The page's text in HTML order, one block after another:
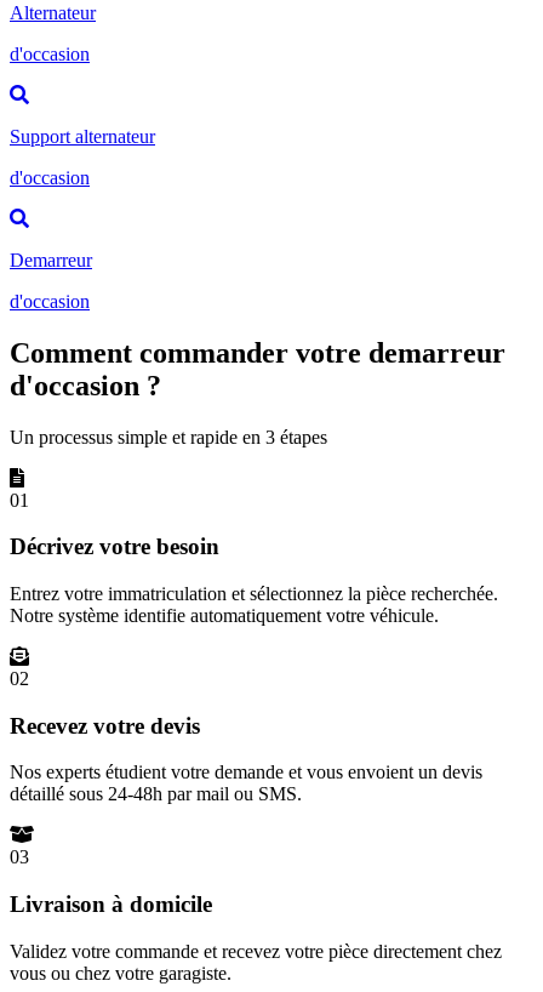
Alternateur
d'occasion
Support alternateur
d'occasion
Demarreur
d'occasion
Comment commander votre demarreur
d'occasion ?
Un processus simple et rapide en 3 étapes
01
Décrivez votre besoin
Entrez votre immatriculation et sélectionnez la pièce recherchée.
Notre système identifie automatiquement votre véhicule.
02
Recevez votre devis
Nos experts étudient votre demande et vous envoient un devis
détaillé sous 24-48h par mail ou SMS.
03
Livraison à domicile
Validez votre commande et recevez votre pièce directement chez
vous ou chez votre garagiste.